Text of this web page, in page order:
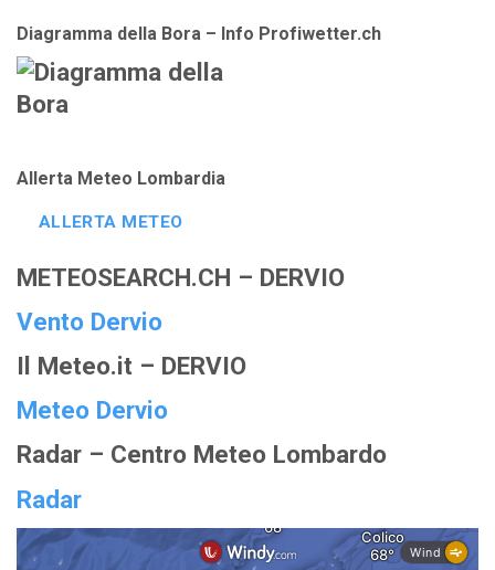
Diagramma della Bora – Info Profiwetter.ch
Allerta Meteo Lombardia
ALLERTA METEO
METEOSEARCH.CH – DERVIO
Vento Dervio
Il Meteo.it – DERVIO
Meteo Dervio
Radar – Centro Meteo Lombardo
Radar